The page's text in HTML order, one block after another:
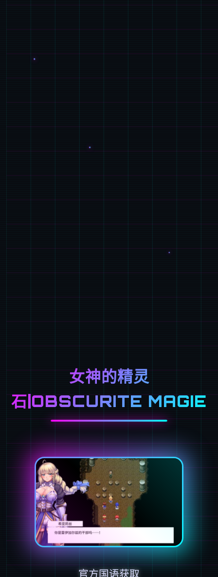
女神的精灵
石|OBSCURITE MAGIE
官方国语获取